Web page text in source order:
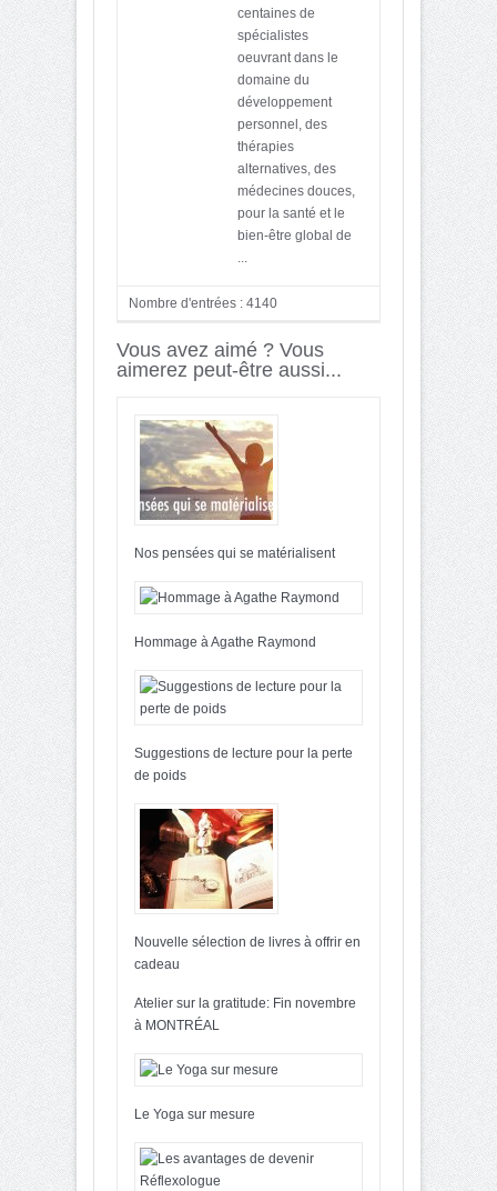
centaines de
spécialistes
oeuvrant dans le
domaine du
développement
personnel, des
thérapies
alternatives, des
médecines douces,
pour la santé et le
bien-être global de
Nombre d'entrées : 4140
Vous avez aimé ? Vous
aimerez peut-être aussi...
Nos pensées qui se matérialisent
Hommage à Agathe Raymond
Suggestions de lecture pour la perte
de poids
Nouvelle sélection de livres à offrir en
cadeau
Atelier sur la gratitude: Fin novembre
à MONTRÉAL
Le Yoga sur mesure